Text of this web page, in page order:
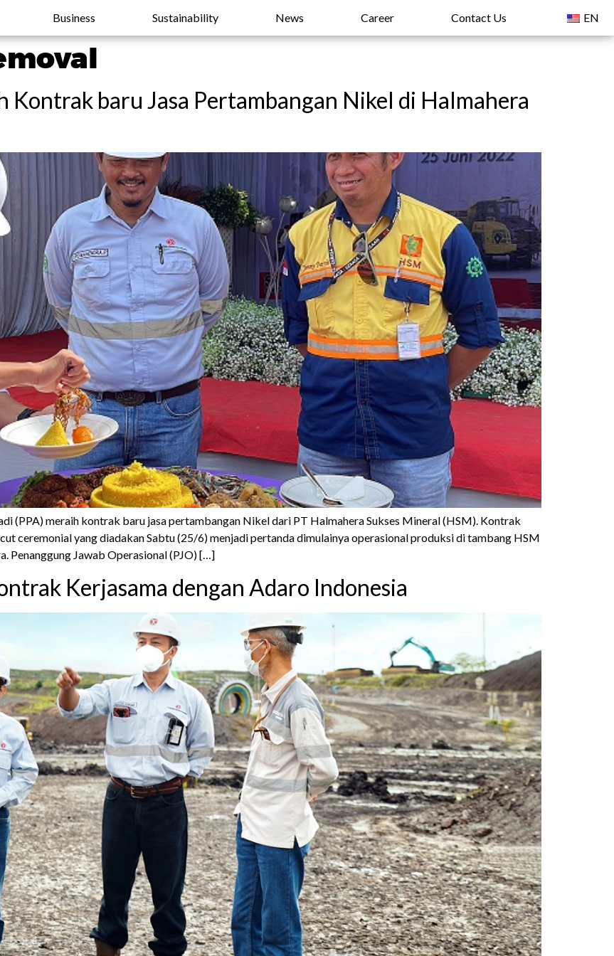
Business Sustainability News Career Contact Us EN
Kontrak baru Jasa Pertambangan Nikel di Halmahera
(PPA) meraih kontrak baru jasa pertambangan Nikel dari PT Halmahera Sukses Mineral (HSM). Kontrak
ceremonial yang diadakan Sabtu (25/6) menjadi pertanda dimulainya operasional produksi di tambang HSM
Penanggung Jawab Operasional (PJO) […]
Kerjasama dengan Adaro Indonesia